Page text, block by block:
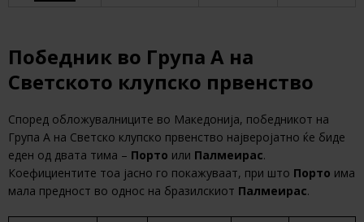
Победник во Група А на
Светското клупско првенство
Според обложувалниците во Македонија, победникот на
Група А на Светско клупско првенство најверојатно ќе биде
еден од двата тима – Порто или Палмеирас.
Коефициентите тоа јасно го покажуваат, при што Порто има
мала предност во однос на бразилскиот Палмеирас.